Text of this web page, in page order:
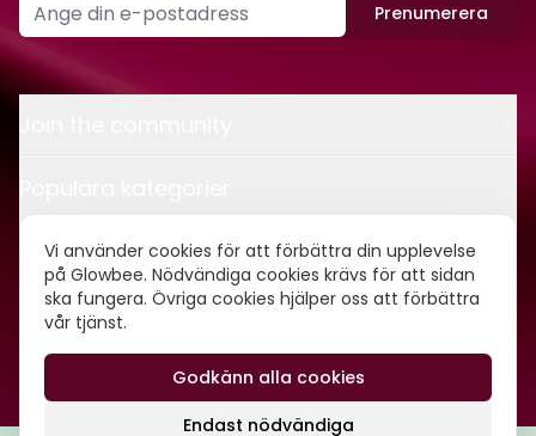
Vi använder cookies för att förbättra din upplevelse
på Glowbee. Nödvändiga cookies krävs för att sidan
ska fungera. Övriga cookies hjälper oss att förbättra
vår tjänst.
Endast nödvändiga
Godkänn alla cookies
Prenumerera
Kontakt
Om oss
©2026Glowbee AB • Org.nr: 559540-5837